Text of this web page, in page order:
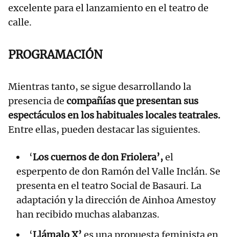
excelente para el lanzamiento en el teatro de
calle.
PROGRAMACIÓN
Mientras tanto, se sigue desarrollando la
presencia de compañías que presentan sus
espectáculos en los habituales locales teatrales.
Entre ellas, pueden destacar las siguientes.
‘Los cuernos de don Friolera’,el
esperpento de don Ramón del Valle Inclán. Se
presenta en el teatro Social de Basauri. La
adaptación y la dirección de Ainhoa Amestoy
han recibido muchas alabanzas.
‘Llámalo X’ es una propuesta feminista en